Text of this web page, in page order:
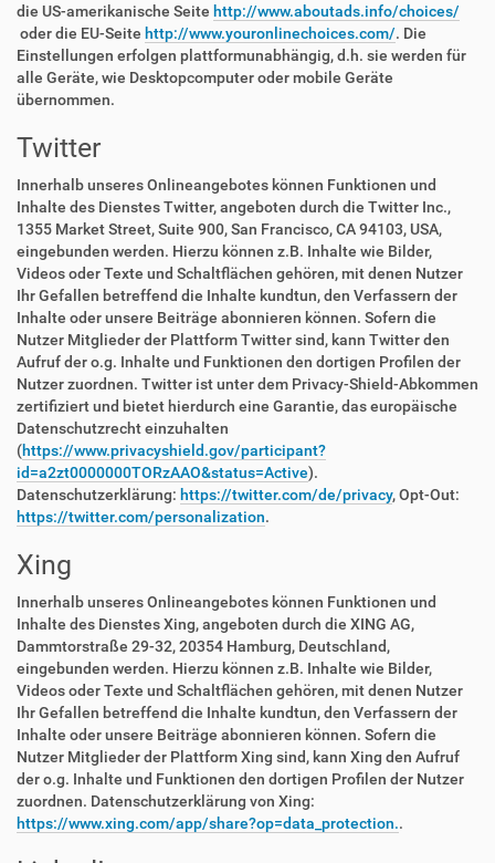
die US-amerikanische Seite http://www.aboutads.info/choices/
oder die EU-Seite http://www.youronlinechoices.com/. Die
Einstellungen erfolgen plattformunabhängig, d.h. sie werden für
alle Geräte, wie Desktopcomputer oder mobile Geräte
übernommen.
Twitter
Innerhalb unseres Onlineangebotes können Funktionen und
Inhalte des Dienstes Twitter, angeboten durch die Twitter Inc.,
1355 Market Street, Suite 900, San Francisco, CA 94103, USA,
eingebunden werden. Hierzu können z.B. Inhalte wie Bilder,
Videos oder Texte und Schaltflächen gehören, mit denen Nutzer
Ihr Gefallen betreffend die Inhalte kundtun, den Verfassern der
Inhalte oder unsere Beiträge abonnieren können. Sofern die
Nutzer Mitglieder der Plattform Twitter sind, kann Twitter den
Aufruf der o.g. Inhalte und Funktionen den dortigen Profilen der
Nutzer zuordnen. Twitter ist unter dem Privacy-Shield-Abkommen
zertifiziert und bietet hierdurch eine Garantie, das europäische
Datenschutzrecht einzuhalten
(https://www.privacyshield.gov/participant?
id=a2zt0000000TORzAAO&status=Active).
Datenschutzerklärung: https://twitter.com/de/privacy, Opt-Out:
https://twitter.com/personalization.
Xing
Innerhalb unseres Onlineangebotes können Funktionen und
Inhalte des Dienstes Xing, angeboten durch die XING AG,
Dammtorstraße 29-32, 20354 Hamburg, Deutschland,
eingebunden werden. Hierzu können z.B. Inhalte wie Bilder,
Videos oder Texte und Schaltflächen gehören, mit denen Nutzer
Ihr Gefallen betreffend die Inhalte kundtun, den Verfassern der
Inhalte oder unsere Beiträge abonnieren können. Sofern die
Nutzer Mitglieder der Plattform Xing sind, kann Xing den Aufruf
der o.g. Inhalte und Funktionen den dortigen Profilen der Nutzer
zuordnen. Datenschutzerklärung von Xing:
https://www.xing.com/app/share?op=data_protection..